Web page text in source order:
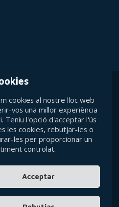
legal
de privacitat
de cookies
general
cookies al nostre lloc web
vos una millor experiència
Teniu l'opció d'acceptar l'ús
les cookies, rebutjar-les o
les per proporcionar un
controlat.
Acceptar